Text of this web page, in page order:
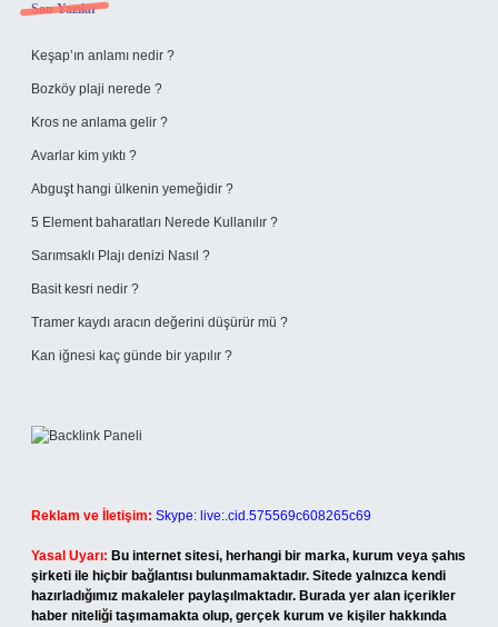
Sidebar
Son Yazılar
Keşap’ın anlamı nedir ?
Bozköy plaji nerede ?
Kros ne anlama gelir ?
Avarlar kim yıktı ?
Abguşt hangi ülkenin yemeğidir ?
5 Element baharatları Nerede Kullanılır ?
Sarımsaklı Plajı denizi Nasıl ?
Basit kesri nedir ?
Tramer kaydı aracın değerini düşürür mü ?
Kan iğnesi kaç günde bir yapılır ?
Reklam ve İletişim: Skype: live:.cid.575569c608265c69
Yasal Uyarı: Bu internet sitesi, herhangi bir marka, kurum veya şahıs
şirketi ile hiçbir bağlantısı bulunmamaktadır. Sitede yalnızca kendi
hazırladığımız makaleler paylaşılmaktadır. Burada yer alan içerikler
haber niteliği taşımamakta olup, gerçek kurum ve kişiler hakkında